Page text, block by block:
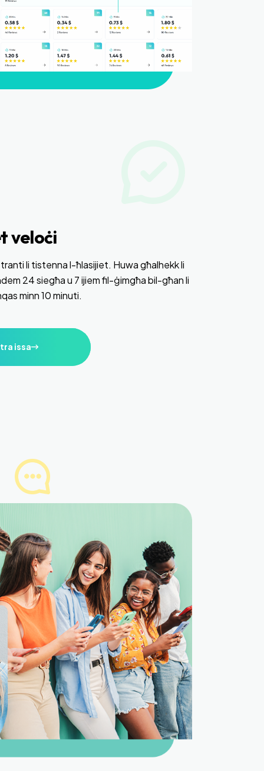
veloċi
li tistenna l-ħlasijiet. Huwa għalhekk li
24 siegħa u 7 ijiem fil-ġimgħa bil-għan li
minn 10 minuti.
issa